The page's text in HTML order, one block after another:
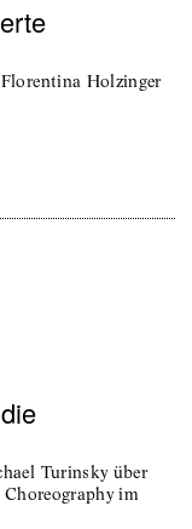
Holzinger
Turinsky über
im